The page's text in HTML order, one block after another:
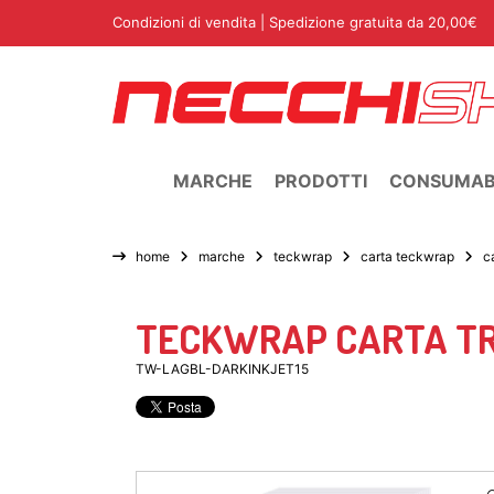
Condizioni di vendita | Spedizione gratuita da 20,00€
MARCHE PRODOTTI
home marche teckwrap carta teckwrap
TECKWRAP CARTA
TW-LAGBL-DARKINKJET15